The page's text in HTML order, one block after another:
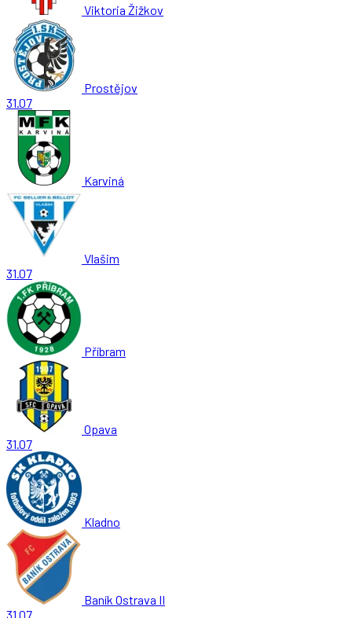
Viktoria Žižkov
Prostějov
31.07
Karviná
Vlašim
31.07
Příbram
Opava
31.07
Kladno
Baník Ostrava II
31.07